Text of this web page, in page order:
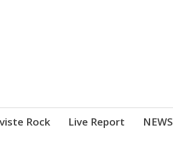
Rock Live Report NEWS